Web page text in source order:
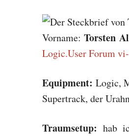
Vorname:Torsten
Logic.User Forum
Equipment: Logic,
Supertrack, der
Traumsetup: hab